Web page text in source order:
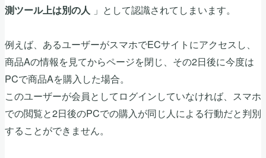
測ツール上は別の人 」として認識されてしまいます。
例えば、あるユーザーがスマホでECサイトにアクセスし、
商品Aの情報を見てからページを閉じ、その2日後に今度は
PCで商品Aを購入した場合。
このユーザーが会員としてログインしていなければ、スマホ
での閲覧と2日後のPCでの購入が同じ人による行動だと判別
することができません。